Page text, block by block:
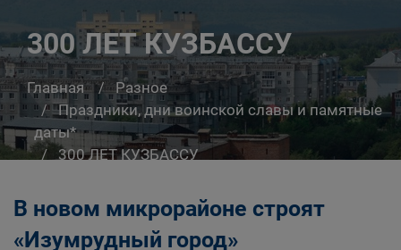
300 ЛЕТ КУЗБАССУ
Главная
Разное
Праздники, дни воинской славы и памятные
даты*
300 ЛЕТ КУЗБАССУ
В новом микрорайоне строят
«Изумрудный город»